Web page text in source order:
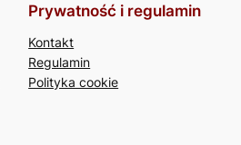
Prywatność i regulamin
Kontakt
Regulamin
Polityka cookie